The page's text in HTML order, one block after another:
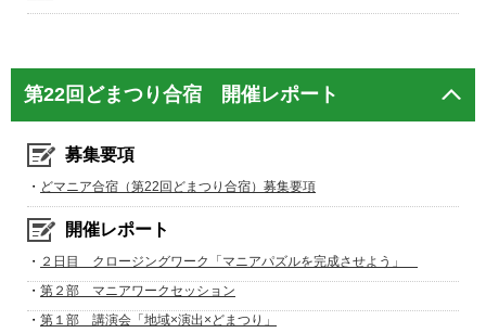
第22回どまつり合宿 開催レポート
募集要項
・ どマニア合宿（第22回どまつり合宿）募集要項
開催レポート
・ ２日目 クロージングワーク「マニアパズルを完成させよう」
・ 第２部 マニアワークセッション
・ 第１部 講演会「地域×演出×どまつり」